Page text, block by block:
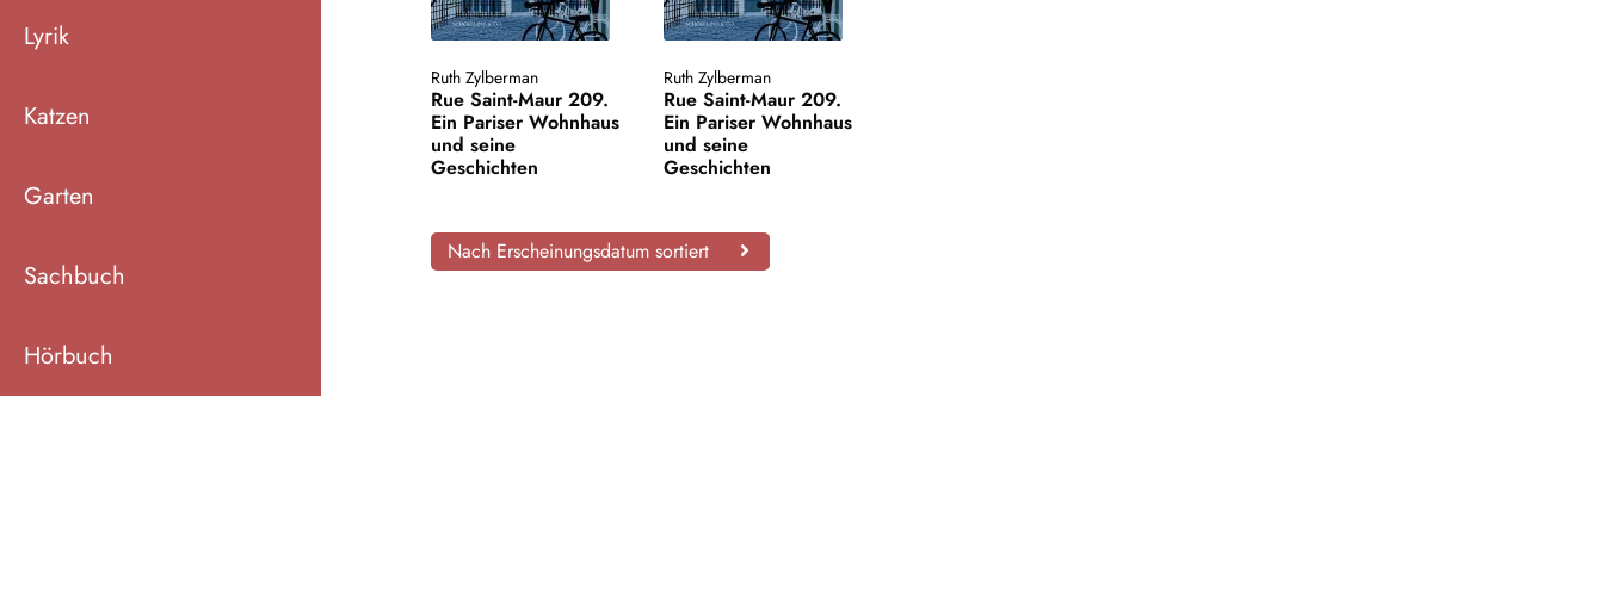
Lyrik
Katzen
Garten
Sachbuch
Hörbuch
Ruth Zylberman
Rue Saint-Maur 209.
Ein Pariser Wohnhaus
und seine
Geschichten
Ruth Zylberman
Rue Saint-Maur 209.
Ein Pariser Wohnhaus
und seine
Geschichten
Nach Erscheinungsdatum sortiert